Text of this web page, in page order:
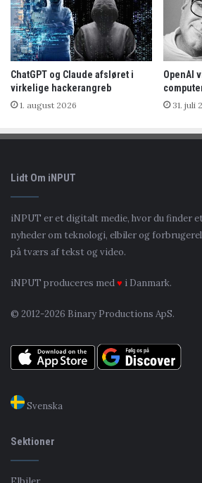
ChatGPT og Claude afsløret i
virkelige hackerangreb
1. august 2026
OpenAI
31. juli
Lidt Om iNPUT
iNPUT er et digitalt medie, hvor du finder
nyheder om teknologi, elbiler og
på tværs af tekst og video.
iNPUT produceres med♥ i Danmark.
© 2012-2026 Binary Productions ApS.
Svenska
Sektioner